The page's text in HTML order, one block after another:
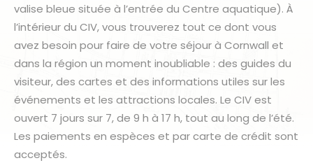
valise bleue située à l’entrée du Centre aquatique). À
l’intérieur du CIV, vous trouverez tout ce dont vous
avez besoin pour faire de votre séjour à Cornwall et
dans la région un moment inoubliable : des guides du
visiteur, des cartes et des informations utiles sur les
événements et les attractions locales. Le CIV est
ouvert 7 jours sur 7, de 9 h à 17 h, tout au long de l’été.
Les paiements en espèces et par carte de crédit sont
acceptés.